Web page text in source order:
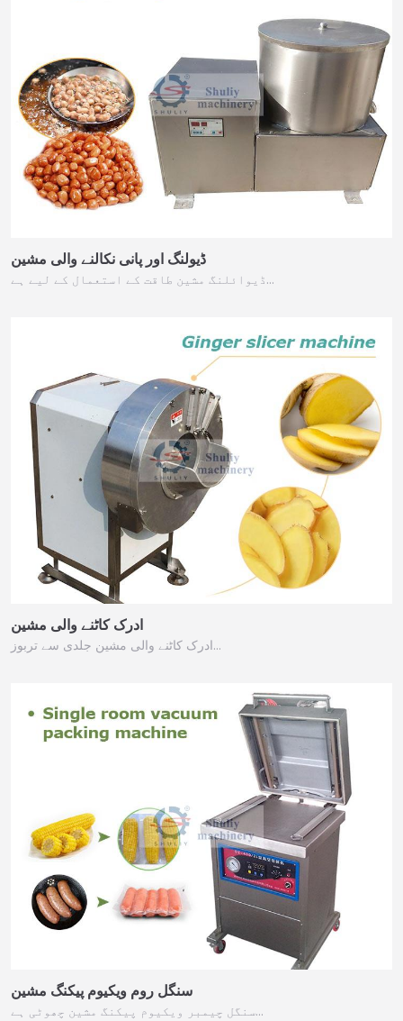
ڈیولنگ اور پانی نکالنے والی مشین
ڈیوائلنگ مشین طاقت کے استعمال کے لیے ہے…
ادرک کاٹنے والی مشین
ادرک کاٹنے والی مشین جلدی سے تربوز…
سنگل روم ویکیوم پیکنگ مشین
سنگل چیمبر ویکیوم پیکنگ مشین چھوٹی ہے…